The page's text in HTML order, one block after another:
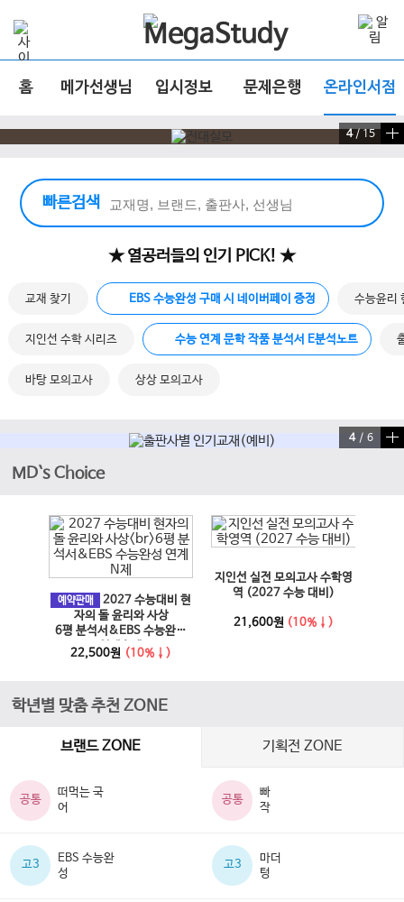
홈 메가선생님 입시정보 문제은행 온라인서점
4/ 15
빠른검색
빠른 검색 실행
★ 열공러들의 인기 PICK! ★
교재 찾기 EBS 수능완성 구매 시 네이버페이 증정 수능윤리
지인선 수학 시리즈 수능 연계 문학 작품 분석서 E분석노트
바탕 모의고사 상상 모의고사
4/ 6
MD`s Choice
예약판매
2027 수능대비 현
자의 돌 윤리와 사상
6평 분석서&EBS 수능완성
연계 N제
22,500원 (10%↓)
지인선 실전 모의고사 수학영
역 (2027 수능 대비)
21,600원 (10%↓)
이전 슬라이드 다음 슬라이드
학년별 맞춤 추천 ZONE
브랜드 ZONE 기획전 ZONE
공통
떠먹는 국
어
공통
빠
작
고3
EBS 수능완
성
고3
마더
텅